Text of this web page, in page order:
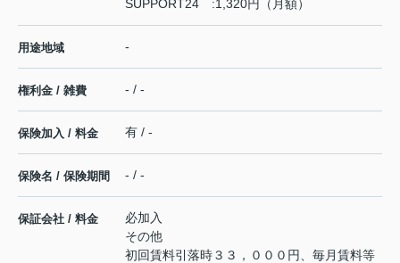
SUPPORT24 :1,320円（月額）
用途地域 -
権利金 / 雑費 - / -
保険加入 / 料金 有 / -
保険名 / 保険期間 - / -
保証会社 / 料金
必加入
その他
初回賃料引落時３３，０００円、毎月賃料等